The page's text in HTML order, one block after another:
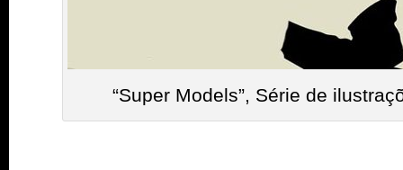
“Super Models”, Série de